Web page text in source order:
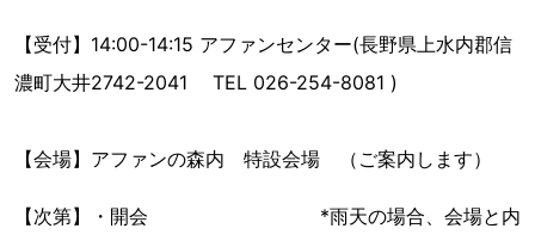
【受付】14:00-14:15 アファンセンター(長野県上水内郡信
濃町大井2742-2041 TEL 026-254-8081 )
【会場】アファンの森内 特設会場 （ご案内します）
【次第】・開会 *雨天の場合、会場と内